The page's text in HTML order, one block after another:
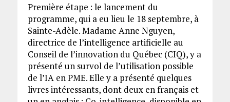
Première étape : le lancement du
programme, qui a eu lieu le 18 septembre, à
Sainte-Adèle. Madame Anne Nguyen,
directrice de l’intelligence artificielle au
Conseil de l’innovation du Québec (CIQ), y a
présenté un survol de l’utilisation possible
de l’IA en PME. Elle y a présenté quelques
livres intéressants, dont deux en français et